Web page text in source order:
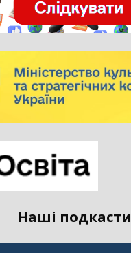
Наші подкасти